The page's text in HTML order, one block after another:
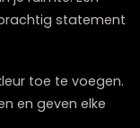
zonder saai